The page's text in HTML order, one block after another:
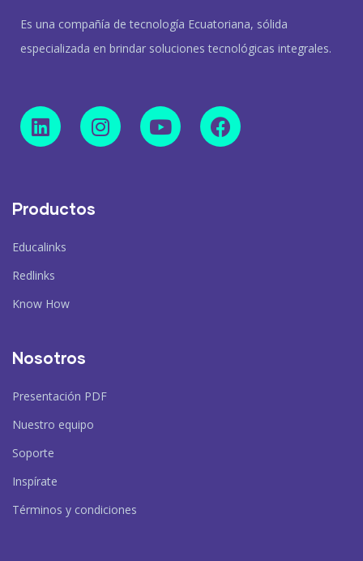
Es una compañía de tecnología Ecuatoriana, sólida
especializada en brindar soluciones tecnológicas integrales.
Productos
Educalinks
Redlinks
Know How
Nosotros
Presentación PDF
Nuestro equipo
Soporte
Inspírate
Términos y condiciones